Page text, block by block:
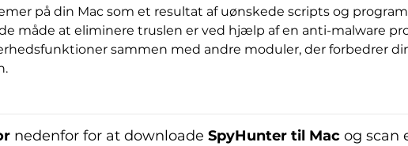
på din Mac som et resultat af uønskede scripts og
måde at eliminere truslen er ved hjælp af en anti-malware
sammen med andre moduler, der forbedrer
nedenfor for at downloade SpyHunter til Mac og scan